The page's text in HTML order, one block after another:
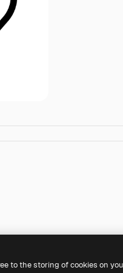
to the storing of cookies on